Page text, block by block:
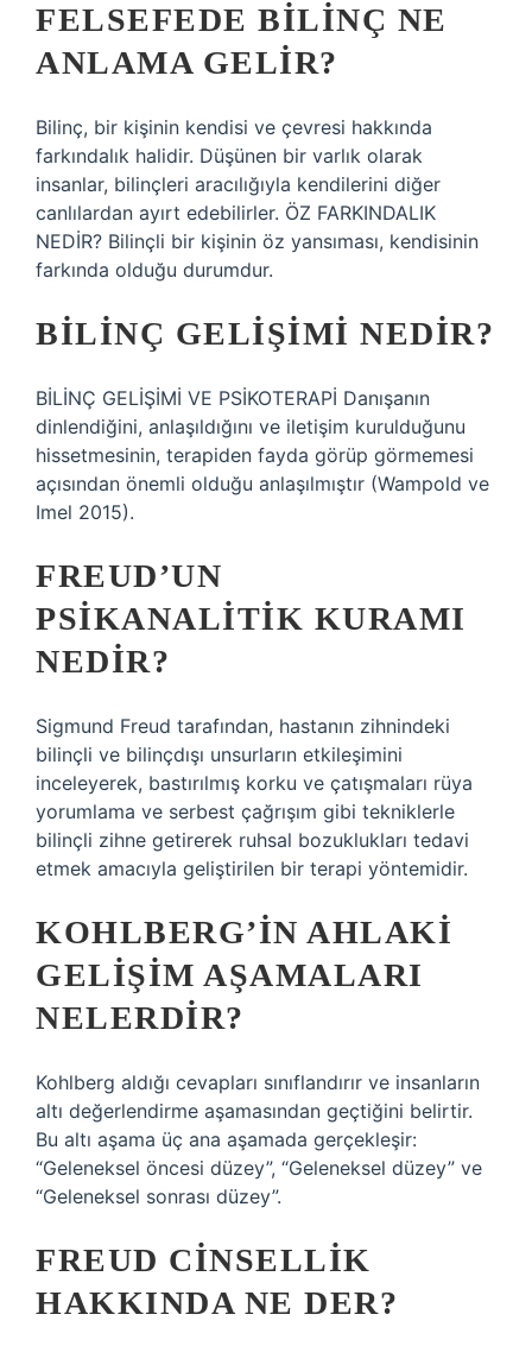
FELSEFEDE BILINÇ NE
ANLAMA GELIR?
Bilinç, bir kişinin kendisi ve çevresi hakkında
farkındalık halidir. Düşünen bir varlık olarak
insanlar, bilinçleri aracılığıyla kendilerini diğer
canlılardan ayırt edebilirler. ÖZ FARKINDALIK
NEDİR? Bilinçli bir kişinin öz yansıması, kendisinin
farkında olduğu durumdur.
BILINÇ GELIŞIMI NEDIR?
BİLİNÇ GELİŞİMİ VE PSİKOTERAPİ Danışanın
dinlendiğini, anlaşıldığını ve iletişim kurulduğunu
hissetmesinin, terapiden fayda görüp görmemesi
açısından önemli olduğu anlaşılmıştır (Wampold ve
Imel 2015).
FREUD’UN
PSIKANALITIK KURAMI
NEDIR?
Sigmund Freud tarafından, hastanın zihnindeki
bilinçli ve bilinçdışı unsurların etkileşimini
inceleyerek, bastırılmış korku ve çatışmaları rüya
yorumlama ve serbest çağrışım gibi tekniklerle
bilinçli zihne getirerek ruhsal bozuklukları tedavi
etmek amacıyla geliştirilen bir terapi yöntemidir.
KOHLBERG’IN AHLAKI
GELIŞIM AŞAMALARI
NELERDIR?
Kohlberg aldığı cevapları sınıflandırır ve insanların
altı değerlendirme aşamasından geçtiğini belirtir.
Bu altı aşama üç ana aşamada gerçekleşir:
“Geleneksel öncesi düzey”, “Geleneksel düzey” ve
“Geleneksel sonrası düzey”.
FREUD CINSELLIK
HAKKINDA NE DER?